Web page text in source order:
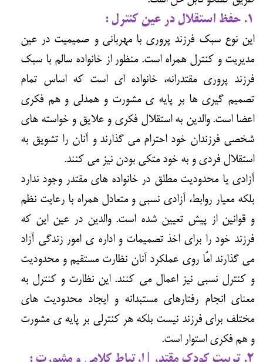
۱. حفظ استقلال در عین کنترل :
این نوع سبک فرزند پروری با مهربانی و صمیمیت در عین
مدیریت و کنترل همراه است. منظور از خانواده سالم با سبک
فرزند پروری مقتدرانه، خانواده ای است که اساس تمام
تصمیم گیری ها بر پایه ی مشورت و همدلی و هم فکری
اعضا است. والدین به استقلال فکری و علایق و خواسته های
شخصی فرزندان خود احترام می گذارند و آنان را تشویق به
استقلال فردی و به خود متکی بودن نیز می کنند.
آزادی یا محدودیت مطلق در خانواده های مقتدر وجود ندارد
بلکه معیار روابط، آزادی نسبی و متعادل همراه با رعایت نظم
و قوانین از پیش تعیین شده است. والدین در عین این که
فرزند خود را برای اخذ تصمیمات و اداره ی امور زندگی آزاد
می گذارند امّا روی عملکرد آنان نظارت مستقیم و محدودیت
و کنترل نسبی نیز اعمال می کنند. این نظارت و کنترل به
معنای انجام رفتارهای مستبدانه و ایجاد محدودیت های
مختلف برای فرزند نیست بلکه هر کنترلی بر پایه ی مشورت
و هم فکری استوار است.